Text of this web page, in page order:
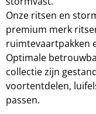
Onze ritsen en
premium merk
ruimtevaartpakken
Optimale
collectie zijn
voortentdelen,
passen.